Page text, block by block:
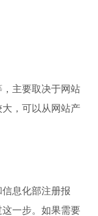
主要取决于网站
，可以从网站产
息化部注册报
一步。如果需要